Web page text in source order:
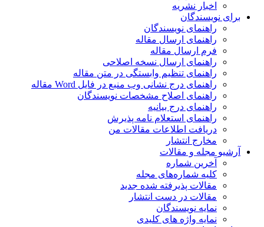
اخبار نشریه
برای نویسندگان
راهنمای نویسندگان
راهنمای ارسال مقاله
فرم ارسال مقاله
راهنمای ارسال نسخه اصلاحی
راهنمای تنظیم وابستگی در متن مقاله
راهنمای درج نشانی وب منبع در فایل Word مقاله
راهنمای اصلاح مشخصات نویسندگان
راهنمای درج بیانیه
راهنمای استعلام نامه پذیرش
دریافت اطلاعات مقالات من
مخارج انتشار
آرشیو مجله و مقالات
آخرین شماره
کلیه شماره‌های مجله
مقالات پذیرفته شده جدید
مقالات در دست انتشار
نمایه نویسندگان
نمایه واژه های کلیدی